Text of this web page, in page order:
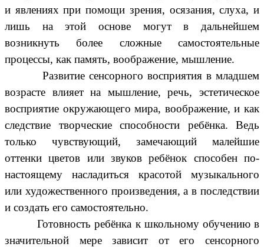
и явлениях при помощи зрения, осязания, слуха, и
лишь на этой основе могут в дальнейшем
возникнуть более сложные самостоятельные
процессы, как память, воображение, мышление.
Развитие сенсорного восприятия в младшем
возрасте влияет на мышление, речь, эстетическое
восприятие окружающего мира, воображение, и как
следствие творческие способности ребёнка. Ведь
только чувствующий, замечающий малейшие
оттенки цветов или звуков ребёнок способен по-
настоящему насладиться красотой музыкального
или художественного произведения, а в последствии
и создать его самостоятельно.
Готовность ребёнка к школьному обучению в
значительной мере зависит от его сенсорного